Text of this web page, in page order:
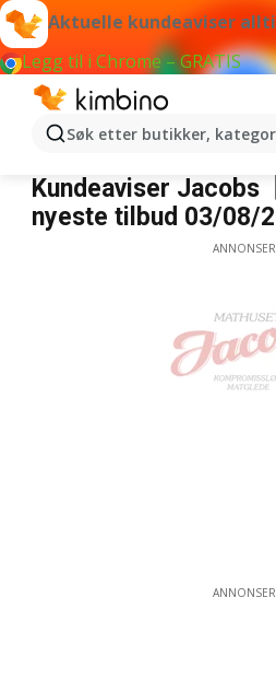
Aktuelle kundeaviser
Legg til i Chrome – GRATIS
Søk etter butikker,
Jacobs
Kundeaviser Jacobs
nyeste tilbud 03/08/
ANNONSER
ANNONSER